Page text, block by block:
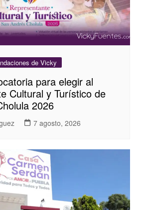
de Vicky
para elegir al
Cultural y Turístico de
2026
7 agosto, 2026